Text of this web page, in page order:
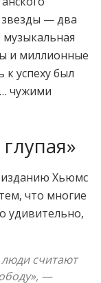
звезды — два
музыкальная
и миллионные
к успеху был
чужими
Хьюмс
что многие
удивительно,
считают
—